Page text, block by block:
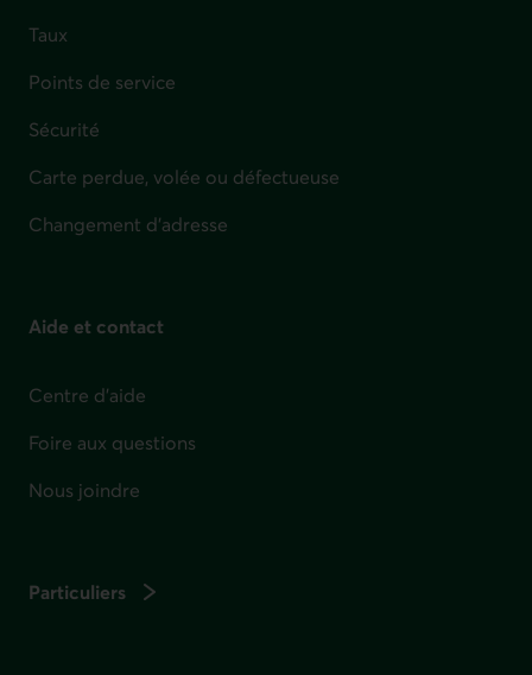
Taux
Points de service
Sécurité
Carte perdue, volée ou défectueuse
Changement d'adresse
Aide et contact
Centre d'aide
Foire aux questions
Nous joindre
Particuliers